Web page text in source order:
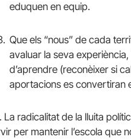
eduquen en equip.
Que els “nous” de cada
avaluar la seva
d’aprendre (reconèixer si
aportacions es convertiran
La radicalitat de la lluita
per mantenir l’escola que